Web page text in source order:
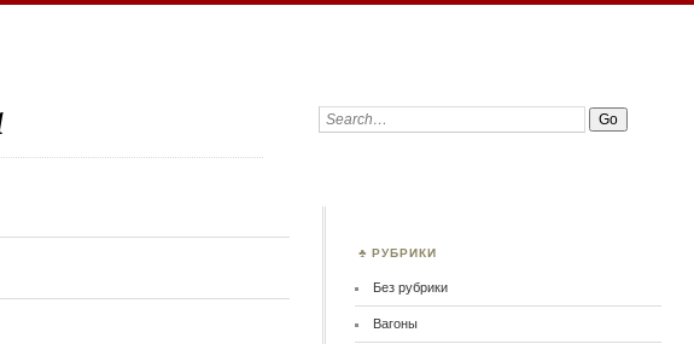
Search:
РУБРИКИ
Без рубрики
Вагоны